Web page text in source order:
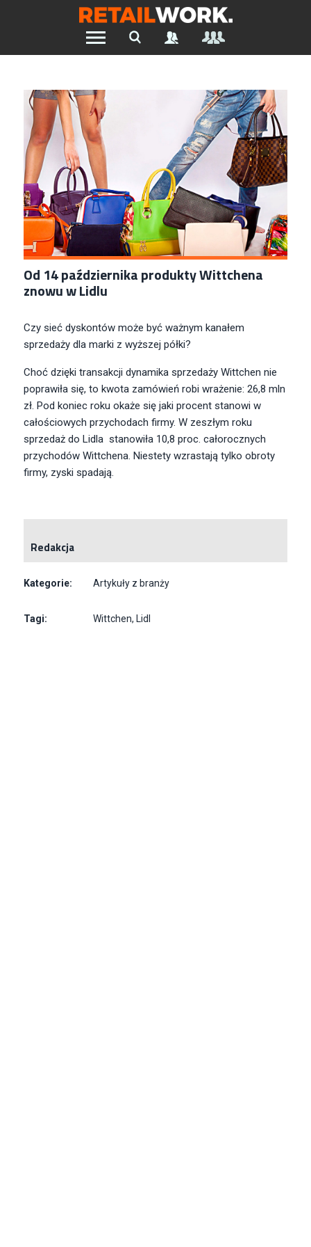
Ecommerce
Szukaj oferty pracy:
Chcesz być na bieżąco z najnowszymi ofertami w branży.
Załóż konto
Od 14 października produkty Wittchena
znowu w Lidlu
Czy sieć dyskontów może być ważnym kanałem
sprzedaży dla marki z wyższej półki?
Choć dzięki transakcji dynamika sprzedaży Wittchen nie
poprawiła się, to kwota zamówień robi wrażenie: 26,8 mln
zł. Pod koniec roku okaże się jaki procent stanowi w
całościowych przychodach firmy. W zeszłym roku
sprzedaż do Lidla stanowiła 10,8 proc. całorocznych
przychodów Wittchena. Niestety wzrastają tylko obroty
firmy, zyski spadają.
Redakcja
Kategorie: Artykuły z branży
Tagi: Wittchen, Lidl